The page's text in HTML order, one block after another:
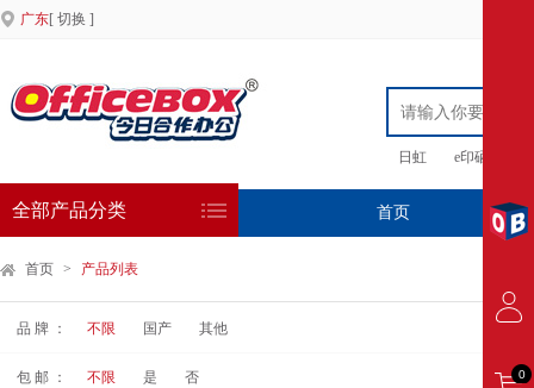
广东[ 切换 ]
日虹 e印硒鼓
全部产品分类 首页 专
首页 > 产品列表
品 牌 ： 不限 国产 其他
包 邮 ： 不限 是 否 0